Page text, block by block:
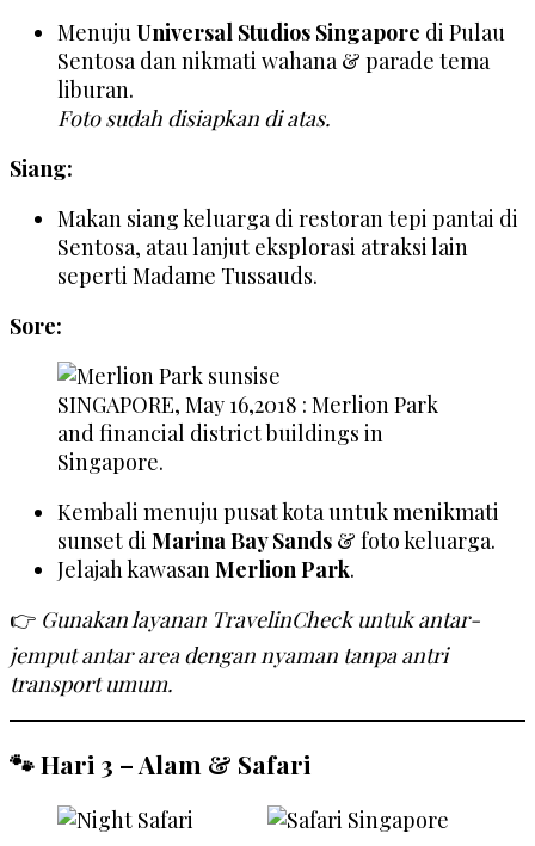
Menuju Universal Studios Singapore di Pulau
Sentosa dan nikmati wahana & parade tema
liburan.
Foto sudah disiapkan di atas.
Siang:
Makan siang keluarga di restoran tepi pantai di
Sentosa, atau lanjut eksplorasi atraksi lain
seperti Madame Tussauds.
Sore:
SINGAPORE, May 16,2018 : Merlion Park
and financial district buildings in
Singapore.
Kembali menuju pusat kota untuk menikmati
sunset di Marina Bay Sands & foto keluarga.
Jelajah kawasan Merlion Park.
👉 Gunakan layanan TravelinCheck untuk antar-
jemput antar area dengan nyaman tanpa antri
transport umum.
🐾 Hari 3 – Alam & Safari